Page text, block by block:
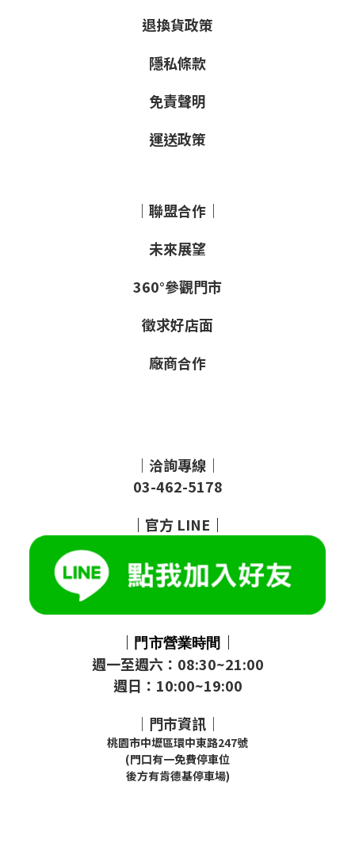
退換貨政策
隱私條款
免責聲明
運送政策
｜聯盟合作｜
未來展望
360°參觀門市
徵求好店面
廠商合作
｜洽詢專線｜
03-462-5178
｜ 官方 LINE ｜
｜ 門市營業時間 ｜
週一至週六：08:30~21:00
週日：10:00~19:00
｜門市資訊｜
桃園市中壢區環中東路247號
(門口有一免費停車位
後方有肯德基停車場)